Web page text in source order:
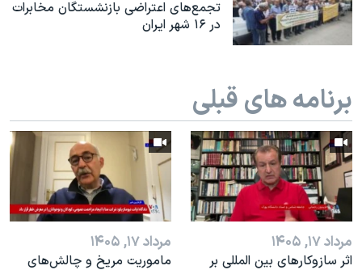
نرگس محمدی برنده جایزه نوبل صلح
صفحه‌های ویژه
سفر پرزیدنت ترامپ به چین
تجمع‌های اعتراضی بازنشستگان مخابرات
در ۱۶ شهر ایران
برنامه های قبلی
مرداد ۱۷, ۱۴۰۵
اثر ساز‌و‌کارهای بین المللی بر
مرداد ۱۷, ۱۴۰۵
ماموریت مریخ و چالش‌های